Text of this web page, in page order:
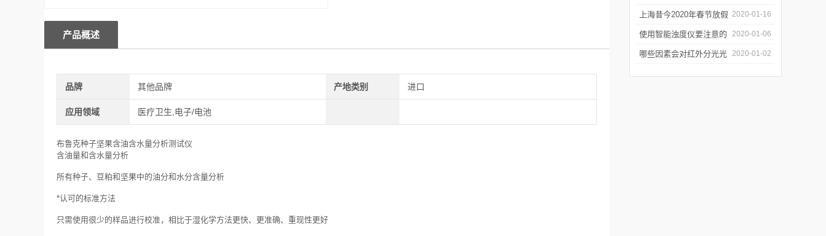
广泛的应用
上海昔今2020年春节放假
通知
2020-01-16
使用智能浊度仪要注意的
几个要点
2020-01-06
哪些因素会对红外分光光 2020-01-02
产品概述
品牌 其他品牌 产地类别 进口
应用领域 医疗卫生,电子/电池
布鲁克种子坚果含油含水量分析测试仪
含油量和含水量分析
所有种子、豆粕和坚果中的油分和水分含量分析
*认可的标准方法
只需使用很少的样品进行校准，相比于湿化学方法更快、更准确、重现性更好